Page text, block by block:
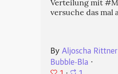
Verteilung mit
versuche das mal
ByAljoscha Rittner
Bubble-Bla ⋅